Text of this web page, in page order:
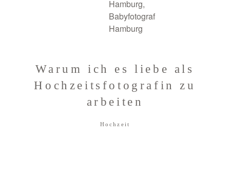
Hochzeitsfotograf
Warum ich es liebe als
Hochzeitsfotografin zu
arbeiten
Hochzeit